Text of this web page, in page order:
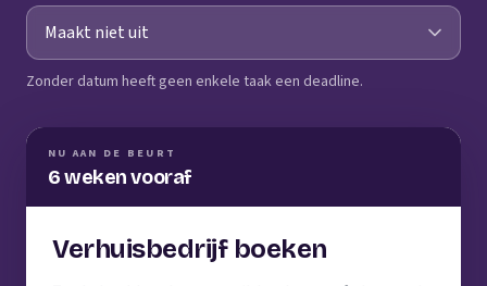
Zonder datum heeft geen enkele taak een deadline.
NU AAN DE BEURT
6 weken vooraf
Verhuisbedrijf boeken